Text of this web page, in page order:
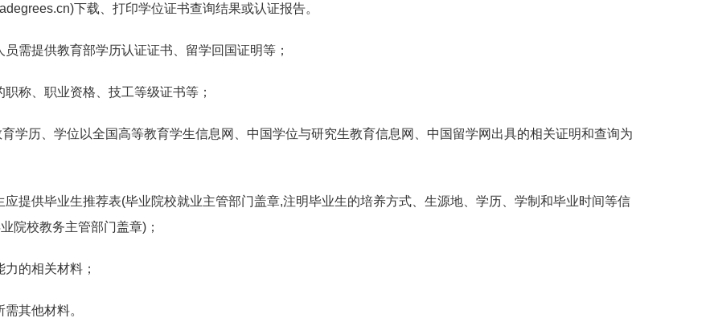
下载、打印学位证书查询结果或认证报告。
提供教育部学历认证证书、留学回国证明等；
、职业资格、技工等级证书等；
历、学位以全国高等教育学生信息网、中国学位与研究生教育信息网、中国留学网出具的相关证明和查询为
提供毕业生推荐表(毕业院校就业主管部门盖章,注明毕业生的培养方式、生源地、学历、学制和毕业时间等信
院校教务主管部门盖章) ；
的相关材料；
其他材料。